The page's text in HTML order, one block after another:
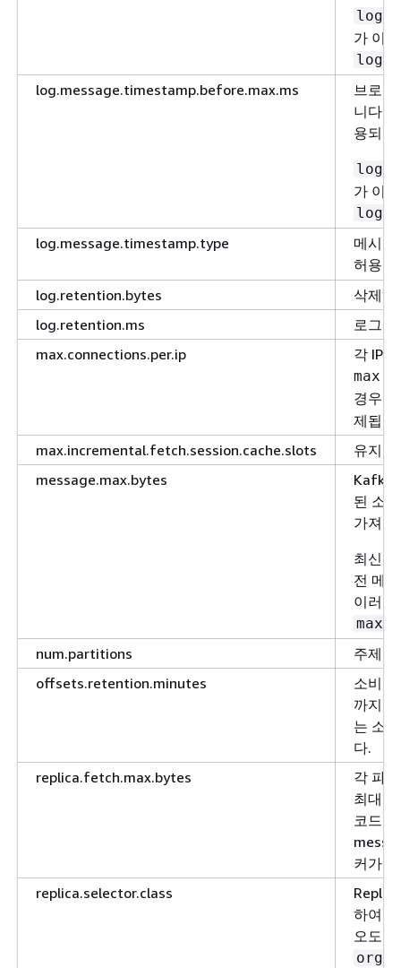
가 이
log.message.timestamp.before.max.ms
브로
니다.
용되는
가 이
log.message.timestamp.type
메시지
허용
log.retention.bytes
삭제하
log.retention.ms
로그
max.connections.per.ip
각 IP
경우
제됩니
max.incremental.fetch.session.cache.slots
유지되
message.max.bytes
Kafka
된 소
가져오
최신
전 메
이러한
num.partitions
주제별
offsets.retention.minutes
소비자
까지
는 소
다.
replica.fetch.max.bytes
각 파
최대값
코드
커가
replica.selector.class
하여
오도